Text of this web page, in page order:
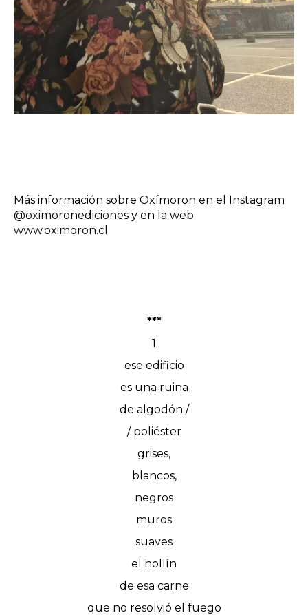
Más información sobre Oxímoron en el Instagram
@oximoronediciones y en la web
www.oximoron.cl
***
1
ese edificio
es una ruina
de algodón /
/ poliéster
grises,
blancos,
negros
muros
suaves
el hollín
de esa carne
que no resolvió el fuego